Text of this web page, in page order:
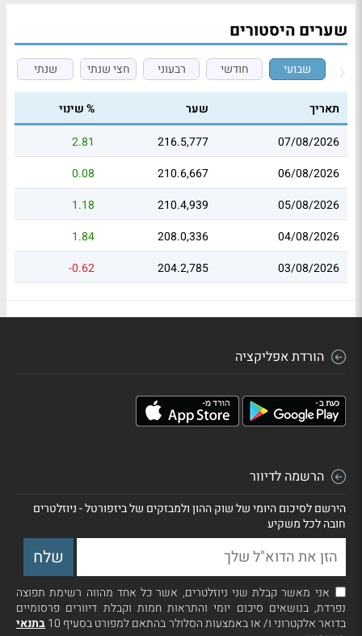
שערים היסטורים
שבועי חודשי רבעוני חצי שנתי שנתי
תאריך שער
% שינוי
07/08/2026
216.5,777
2.81
06/08/2026
210.6,667
0.08
05/08/2026
210.4,939
1.18
04/08/2026
208.0,336
1.84
03/08/2026
204.2,785
-0.62
הורדת אפליקציה
הרשמה לדיוור
הירשם לסיכום היומי של שוק ההון ולמבזקים של ביזפורטל - ניוזלטרים
חובה לכל משקיע
אני מאשר קבלת שני ניוזלטרים, אשר כל אחד מהווה רשימת תפוצה
נפרדת, בנושאים סיכום יומי והתראות חמות וקבלת דיוורים פרסומיים
בדואר אלקטרוני ו/ או באמצעות הסלולר בהתאם למפורט בסעיף 10
בתנאי